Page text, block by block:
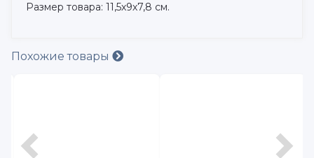
Размер товара: 11,5х9х7,8 см.
Похожие товары